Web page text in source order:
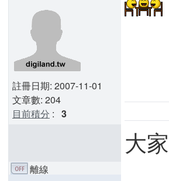
註冊日期: 2007-11-01
文章數: 204
目前積分 : 3
大
離線